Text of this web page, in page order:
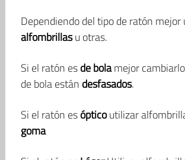
Dependiendo del tipo de ratón mejor
alfombrillasu otras.
Si el ratón esde bolamejor
de bola están desfasados.
Si el ratón esópticoutilizar
goma